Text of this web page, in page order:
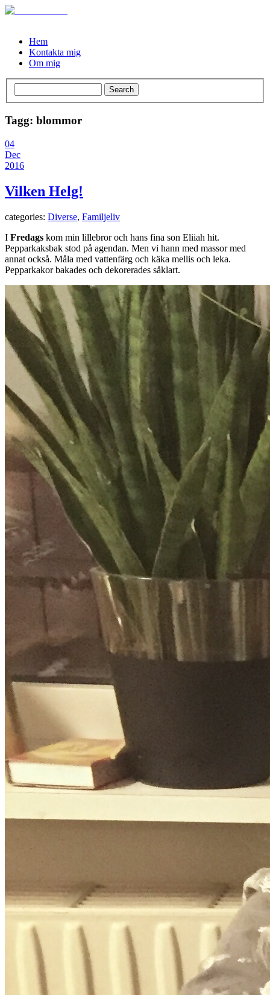
Hem
Kontakta mig
Om mig
Tagg: blommor
04
Dec
2016
Vilken Helg!
categories: Diverse, Familjeliv
I Fredags kom min lillebror och hans fina son Eliiah hit.
Pepparkaksbak stod på agendan. Men vi hann med massor med
annat också. Måla med vattenfärg och käka mellis och leka.
Pepparkakor bakades och dekorerades såklart.